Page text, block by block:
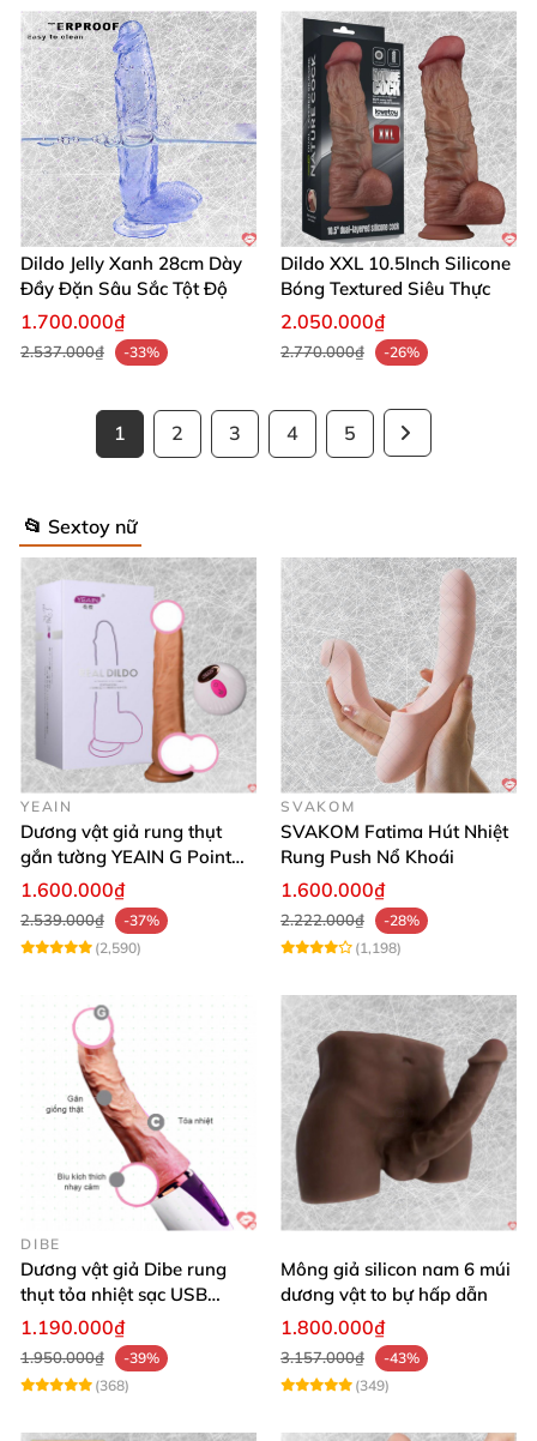
Dildo Jelly Xanh 28cm Dày
Đầy Đặn Sâu Sắc Tột Độ
1.700.000₫
2.537.000₫ -33%
Dildo XXL 10.5Inch Silicone
Bóng Textured Siêu Thực
2.050.000₫
2.770.000₫ -26%
1 2 3 4 5
📂 Sextoy nữ
YEAIN
Dương vật giả rung thụt
gắn tường YEAIN G Point
tỏa nhiệt điều khiển từ xa
1.600.000₫
2.539.000₫
-37%
(2,590)
SVAKOM
SVAKOM Fatima Hút Nhiệt
Rung Push Nổ Khoái
1.600.000₫
2.222.000₫
-28%
(1,198)
DIBE
Dương vật giả Dibe rung
thụt tỏa nhiệt sạc USB
silicon mềm mại
1.190.000₫
1.950.000₫
-39%
(368)
Mông giả silicon nam 6 múi
dương vật to bự hấp dẫn
1.800.000₫
3.157.000₫
-43%
(349)